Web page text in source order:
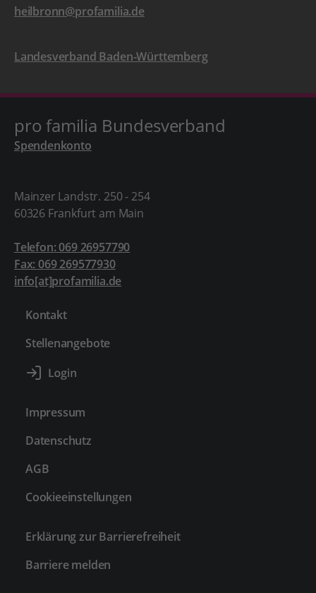
heilbronn@profamilia.de
Landesverband Baden-Württemberg
pro familia Bundesverband
Spendenkonto
Mainzer Landstr. 250 - 254
60326 Frankfurt am Main
Telefon: 069 26957790
Fax: 069 269577930
info[at]profamilia.de
Kontakt
Stellenangebote
Impressum
Datenschutz
AGB
Cookieeinstellungen
Erklärung zur Barrierefreiheit
Barriere melden